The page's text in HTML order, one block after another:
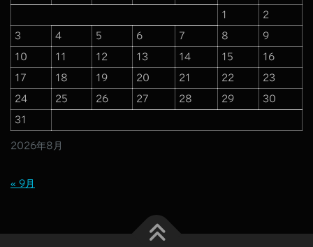
2026年8月
1 2
3 4 5 6 7 8 9
10 11 12 13 14 15 16
17 18 19 20 21 22 23
24 25 26 27 28 29 30
31
« 9月